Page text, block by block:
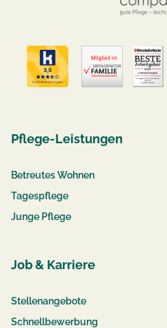
Pflege-Leistungen
Betreutes Wohnen
Tagespflege
Junge Pflege
Job & Karriere
Stellenangebote
Schnellbewerbung